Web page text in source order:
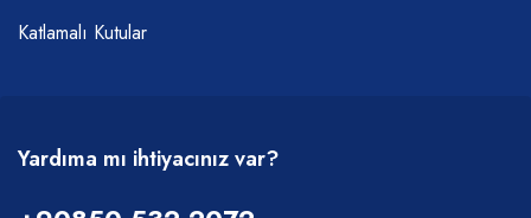
Katlamalı Kutular
Yardıma mı ihtiyacınız var?